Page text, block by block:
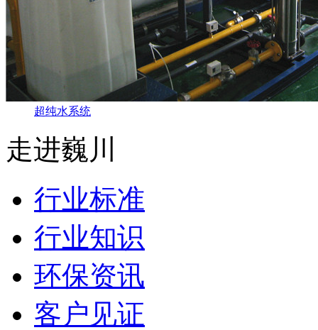
超纯水系统
走进巍川
行业标准
行业知识
环保资讯
客户见证